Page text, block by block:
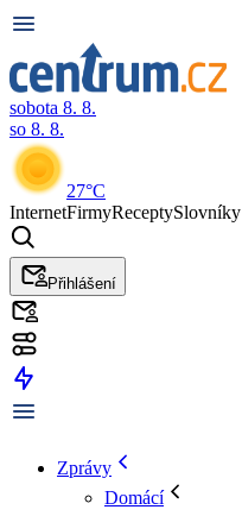
sobota 8. 8.
so 8. 8.
27°C
InternetFirmyReceptySlovníky
Přihlášení
Zprávy
Domácí